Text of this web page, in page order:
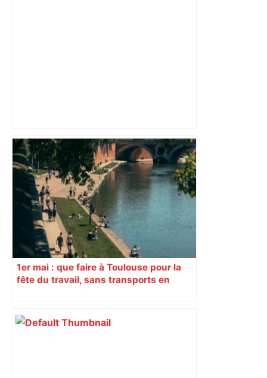
ANALYSE. TFC – OM : Toulouse aurait-il
mérité mieux que sa défaite contre
Marseille au Stadium? – ladepeche.fr
1er mai : que faire à Toulouse pour la
fête du travail, sans transports en